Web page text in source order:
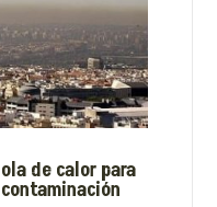
de calor para